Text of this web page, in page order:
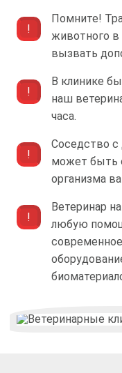
Помните!
животного
вызвать
В клинике
наш
часа.
Соседство
может быть
организма
Ветеринар
любую